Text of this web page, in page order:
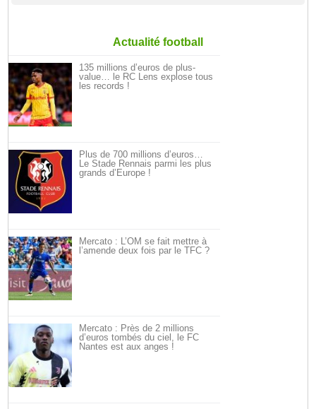
Actualité football
135 millions d’euros de plus-
value… le RC Lens explose tous
les records !
Plus de 700 millions d’euros…
Le Stade Rennais parmi les plus
grands d’Europe !
Mercato : L’OM se fait mettre à
l’amende deux fois par le TFC ?
Mercato : Près de 2 millions
d’euros tombés du ciel, le FC
Nantes est aux anges !